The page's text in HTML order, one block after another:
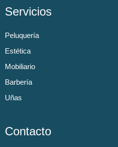
Servicios
Peluquería
Estética
Mobiliario
Barbería
Uñas
Contacto